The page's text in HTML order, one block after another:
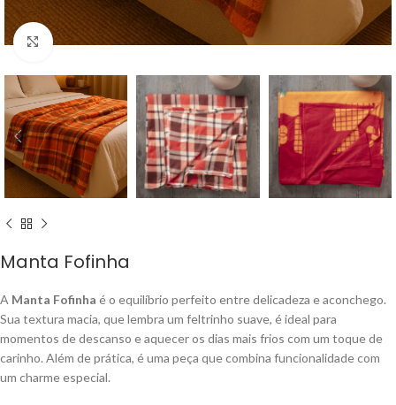
Ampliar
Manta Fofinha
A Manta Fofinha é o equilíbrio perfeito entre delicadeza e aconchego.
Sua textura macia, que lembra um feltrinho suave, é ideal para
momentos de descanso e aquecer os dias mais frios com um toque de
carinho. Além de prática, é uma peça que combina funcionalidade com
um charme especial.